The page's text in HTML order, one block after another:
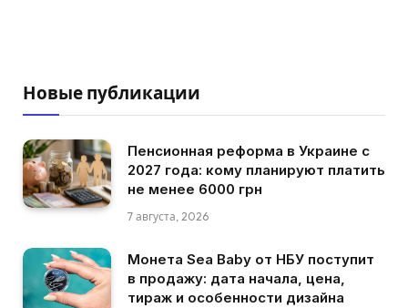
Новые публикации
Пенсионная реформа в Украине с
2027 года: кому планируют платить
не менее 6000 грн
7 августа, 2026
Монета Sea Baby от НБУ поступит
в продажу: дата начала, цена,
тираж и особенности дизайна